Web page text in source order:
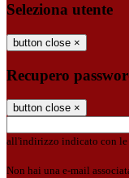
Seleziona utente
button close ×
Recupero
button close ×
all'indirizzo indicato con le
Non hai una e-mail